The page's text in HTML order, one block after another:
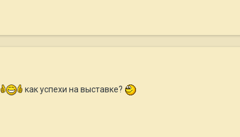
как успехи на выставке?